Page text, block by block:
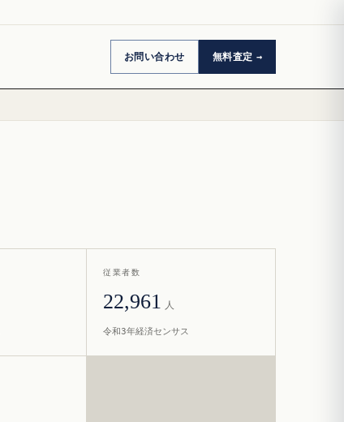
お問い合わせ 無料査定
従業者数
22,961 人
令和3年経済センサス